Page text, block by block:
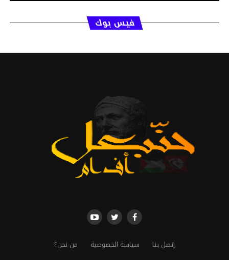
فيس بوك
إتصل بنا سياسة الخصوصية من نحن؟